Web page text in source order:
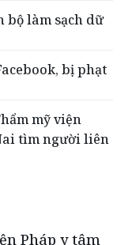
bộ làm sạch dữ
bị phạt
mỹ viện
tìm người liên
Pháp y tâm